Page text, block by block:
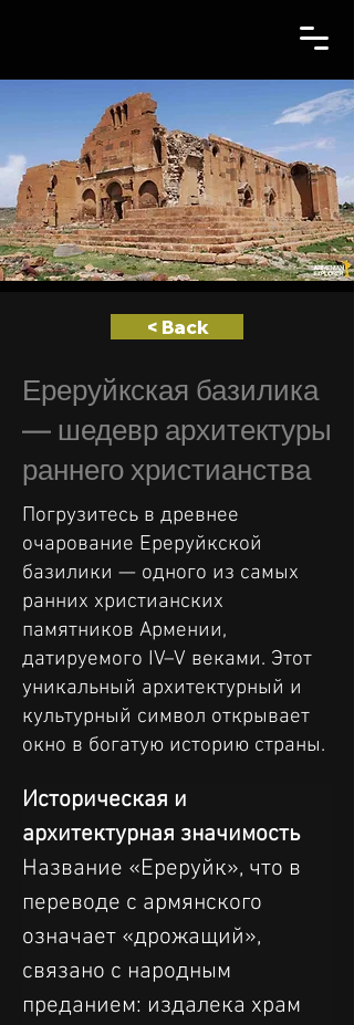
< Back
Ереруйкская базилика
— шедевр архитектуры
раннего христианства
Погрузитесь в древнее
очарование Ереруйкской
базилики — одного из самых
ранних христианских
памятников Армении,
датируемого IV–V веками. Этот
уникальный архитектурный и
культурный символ открывает
окно в богатую историю страны.
Историческая и
архитектурная значимость
Название «Ереруйк», что в
переводе с армянского
означает «дрожащий»,
связано с народным
преданием: издалека храм